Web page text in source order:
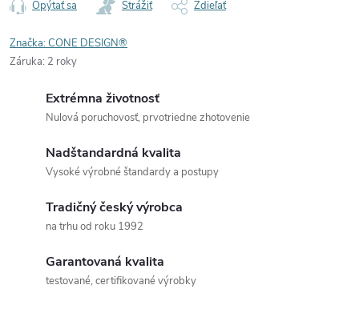
Opýtať sa Strážiť Zdieľať
Značka:CONE DESIGN®
Záruka: 2 roky
Extrémna životnosť
Nulová poruchovosť, prvotriedne zhotovenie
Nadštandardná kvalita
Vysoké výrobné štandardy a postupy
Tradičný český výrobca
na trhu od roku 1992
Garantovaná kvalita
testované, certifikované výrobky